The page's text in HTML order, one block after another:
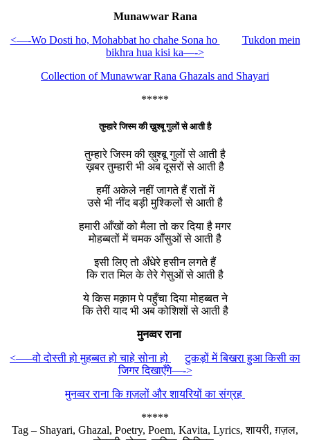
Munawwar Rana
<—-Wo Dosti ho, Mohabbat ho chahe Sona ho
Tukdon mein
bikhra hua kisi ka—->
Collection of Munawwar Rana Ghazals and Shayari
*****
तुम्हारे जिस्म की ख़ुश्बू गुलों से आती है
तुम्हारे जिस्म की ख़ुश्बू गुलों से आती है
ख़बर तुम्हारी भी अब दूसरों से आती है
हमीं अकेले नहीं जागते हैं रातों में
उसे भी नींद बड़ी मुश्किलों से आती है
हमारी आँखों को मैला तो कर दिया है मगर
मोहब्बतों में चमक आँसुओं से आती है
इसी लिए तो अँधेरे हसीन लगते हैं
कि रात मिल के तेरे गेसुओं से आती है
ये किस मक़ाम पे पहुँचा दिया मोहब्बत ने
कि तेरी याद भी अब कोशिशों से आती है
मुनव्वर राना
<—–वो दोस्ती हो मुहब्बत हो चाहे सोना हो
टुकड़ों में बिखरा हुआ किसी का
जिगर दिखाएँगे—->
मुनव्वर राना कि ग़ज़लों और शायरियों का संग्रह
*****
Tag – Shayari, Ghazal, Poetry, Poem, Kavita, Lyrics, शायरी, ग़ज़ल,